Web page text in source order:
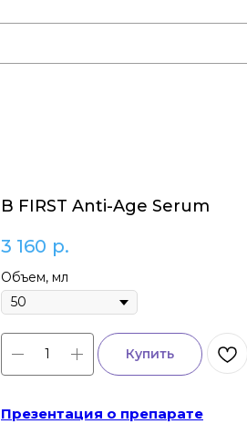
B FIRST Anti-Age Serum
3 160 р.
Объем, мл
Купить
Презентация о препарате